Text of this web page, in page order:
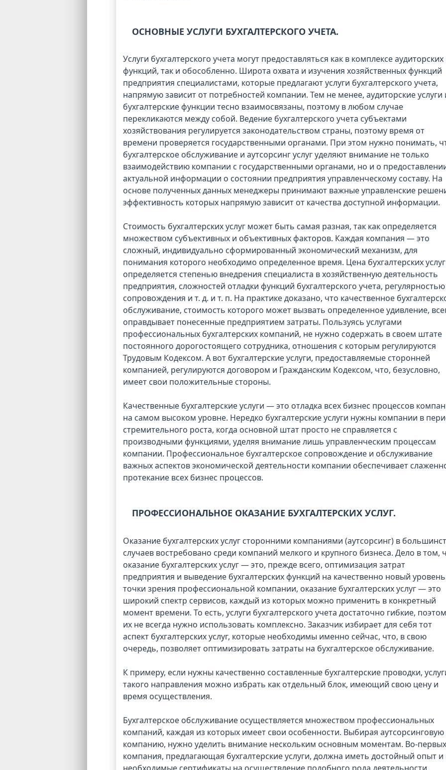
ОСНОВНЫЕ УСЛУГИ БУХГАЛТЕРСКОГО УЧЕТА.
Услуги бухгалтерского учета могут предоставляться как в комплексе аудиторских
функций, так и обособленно. Широта охвата и изучения хозяйственных функций
предприятия специалистами, которые предлагают услуги бухгалтерского учета,
напрямую зависит от потребностей компании. Тем не менее, аудиторские услуги
бухгалтерские функции тесно взаимосвязаны, поэтому в любом случае
перекликаются между собой. Ведение бухгалтерского учета субъектами
хозяйствования регулируется законодательством страны, поэтому время от
времени проверяется государственными органами. При этом нужно понимать,
бухгалтерское обслуживание и аутсорсинг услуг уделяют внимание не только
взаимодействию компании с государственными органами, но и о
актуальной информации о состоянии предприятия управленческому составу. На
основе полученных данных менеджеры принимают важные управленские
эффективность которых напрямую зависит от качества доступной информации.
Стоимость бухгалтерских услуг может быть самая разная, так как определяется
множеством субъективных и объективных факторов. Каждая компания — это
сложный, индивидуально сформированный экономический механизм, для
понимания которого необходимо определенное время. Цена бухгалтерских услуг
определяется степенью внедрения специалиста в хозяйственную деятельность
предприятия, сложностей отладки функций бухгалтерского учета, регулярностью
сопровождения и т. д. и т. п. На практике доказано, что качественное
обслуживание, стоимость которого может вызвать определенное удивление,
оправдывает понесенные предприятием затраты. Пользуясь услугами
профессиональных бухгалтерских компаний, не нужно содержать в своем штате
постоянного дорогостоящего сотрудника, отношения с которым регулируются
Трудовым Кодексом. А вот бухгалтерские услуги, предоставляемые сторонней
компанией, регулируются договором и Гражданским Кодексом, что, безусловно,
имеет свои положительные стороны.
Качественные бухгалтерские услуги — это отладка всех бизнес процессов
на самом высоком уровне. Нередко бухгалтерские услуги нужны компании в
стремительного роста, когда основной штат просто не справляется с
производными функциями, уделяя внимание лишь управленческим процессам
компании. Профессиональное бухгалтерское сопровождение и обслуживание
важных аспектов экономической деятельности компании обеспечивает
протекание всех бизнес процессов.
ПРОФЕССИОНАЛЬНОЕ ОКАЗАНИЕ БУХГАЛТЕРСКИХ УСЛУГ.
Оказание бухгалтерских услуг сторонними компаниями (аутсорсинг) в
случаев востребовано среди компаний мелкого и крупного бизнеса. Дело в том,
оказание бухгалтерских услуг — это, прежде всего, оптимизация затрат
предприятия и выведение бухгалтерских функций на качественно новый
точки зрения профессиональной компании, оказание бухгалтерских услуг — это
широкий спектр сервисов, каждый из которых можно применить в конкретный
момент времени. То есть, услуги бухгалтерского учета достаточно гибкие,
их не всегда нужно использовать комплексно. Заказчик избирает для себя тот
аспект бухгалтерских услуг, которые необходимы именно сейчас, что, в свою
очередь, позволяет оптимизировать затраты на бухгалтерское обслуживание.
К примеру, если нужны качественно составленные бухгалтерские проводки,
такого направления можно избрать как отдельный блок, имеющий свою цену и
время осуществления.
Бухгалтерское обслуживание осуществляется множеством профессиональных
компаний, каждая из которых имеет свои особенности. Выбирая аутсорсинговую
компанию, нужно уделить внимание нескольким основным моментам. Во-
компания, предлагающая бухгалтерские услуги, должна иметь достойный опыт и